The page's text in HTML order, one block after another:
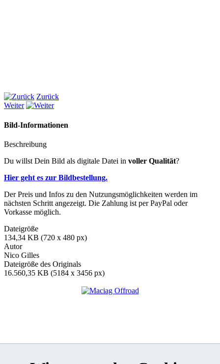
Zurück
Weiter
Bild-Informationen
Beschreibung
Du willst Dein Bild als digitale Datei in voller Qualität?
Hier geht es zur Bildbestellung.
Der Preis und Infos zu den Nutzungsmöglichkeiten werden im
nächsten Schritt angezeigt. Die Zahlung ist per PayPal oder
Vorkasse möglich.
Dateigröße
134,34 KB (720 x 480 px)
Autor
Nico Gilles
Dateigröße des Originals
16.560,35 KB (5184 x 3456 px)